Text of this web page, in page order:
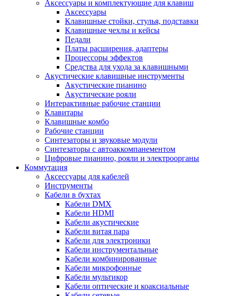
Аксессуары и комплектующие для клавиш
Аксессуары
Клавишные стойки, стулья, подставки
Клавишные чехлы и кейсы
Педали
Платы расширения, адаптеры
Процессоры эффектов
Средства для ухода за клавишными
Акустические клавишные инструменты
Акустические пианино
Акустические рояли
Интерактивные рабочие станции
Клавитары
Клавишные комбо
Рабочие станции
Синтезаторы и звуковые модули
Синтезаторы с автоаккомпанементом
Цифровые пианино, рояли и электроорганы
Коммутация
Аксессуары для кабелей
Инструменты
Кабели в бухтах
Кабели DMX
Кабели HDMI
Кабели акустические
Кабели витая пара
Кабели для электроники
Кабели инструментальные
Кабели комбинированные
Кабели микрофонные
Кабели мультикор
Кабели оптические и коаксиальные